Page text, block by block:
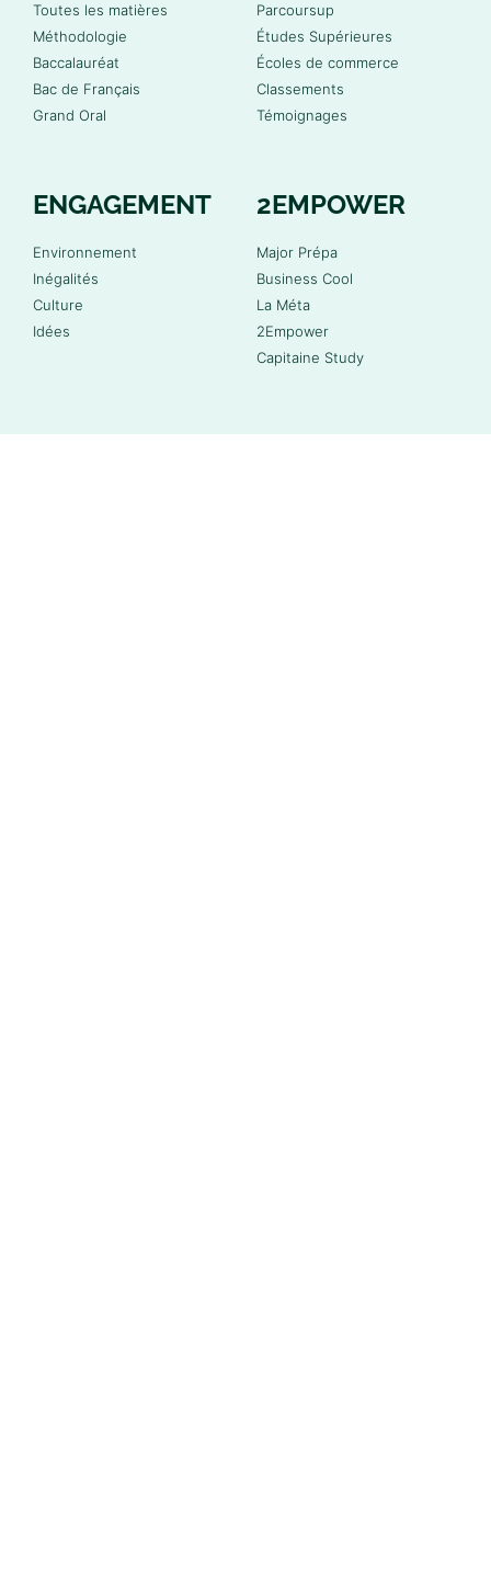
Toutes les matières
Méthodologie
Baccalauréat
Bac de Français
Grand Oral
Parcoursup
Études Supérieures
Écoles de commerce
Classements
Témoignages
ENGAGEMENT
Environnement
Inégalités
Culture
Idées
2EMPOWER
Major Prépa
Business Cool
La Méta
2Empower
Capitaine Study